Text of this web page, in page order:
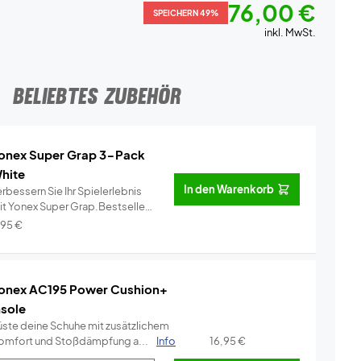
SPEICHERN 49% 76,00 €
inkl. MwSt.
BELIEBTES ZUBEHÖR
Super Grap 3-Pack
Sie Ihr Spielerlebnis
Yonex Super Grap.Bestseller
Info
€
In den Warenkorb
AC195 Power Cushion+
deine Schuhe mit zusätzlichem
und Stoßdämpfung a...
Info 16,95€